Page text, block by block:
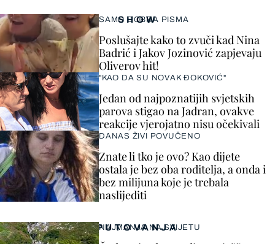
SHOW
SAMO DOBRA PISMA
Poslušajte kako to zvuči kad Nina
Badrić i Jakov Jozinović zapjevaju
Oliverov hit!
"KAO DA SU NOVAK ĐOKOVIĆ"
Jedan od najpoznatijih svjetskih
parova stigao na Jadran, ovakve
reakcije vjerojatno nisu očekivali
DANAS ŽIVI POVUČENO
Znate li tko je ovo? Kao dijete
ostala je bez oba roditelja, a onda i
bez milijuna koje je trebala
naslijediti
PUTOVANJA
NAJMANJA NA SVIJETU